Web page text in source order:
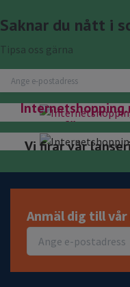
Saknar du nått i
Tipsa oss gärna
Nu har du
samma företag
Antenngrabben
Vi firar vår
Anmäl dig till